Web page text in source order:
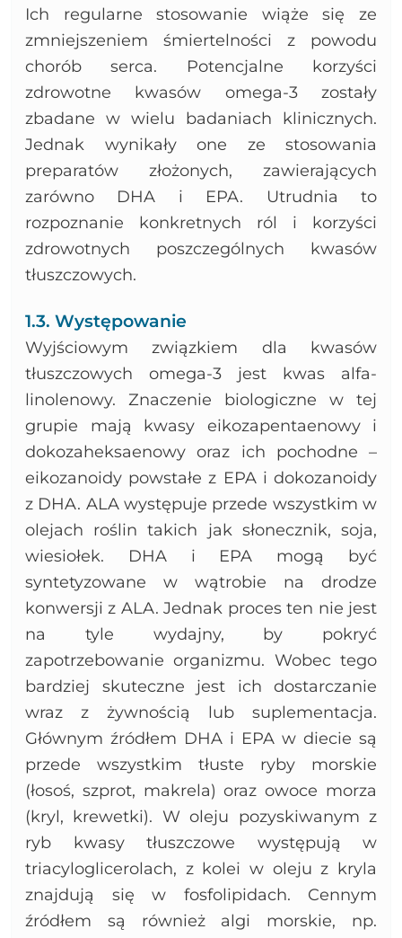
Ich regularne stosowanie wiąże się ze
zmniejszeniem śmiertelności z powodu
chorób serca. Potencjalne korzyści
zdrowotne kwasów omega-3 zostały
zbadane w wielu badaniach klinicznych.
Jednak wynikały one ze stosowania
preparatów złożonych, zawierających
zarówno DHA i EPA. Utrudnia to
rozpoznanie konkretnych ról i korzyści
zdrowotnych poszczególnych kwasów
tłuszczowych.
1.3. Występowanie
Wyjściowym związkiem dla kwasów
tłuszczowych omega-3 jest kwas alfa-
linolenowy. Znaczenie biologiczne w tej
grupie mają kwasy eikozapentaenowy i
dokozaheksaenowy oraz ich pochodne –
eikozanoidy powstałe z EPA i dokozanoidy
z DHA. ALA występuje przede wszystkim w
olejach roślin takich jak słonecznik, soja,
wiesiołek. DHA i EPA mogą być
syntetyzowane w wątrobie na drodze
konwersji z ALA. Jednak proces ten nie jest
na tyle wydajny, by pokryć
zapotrzebowanie organizmu. Wobec tego
bardziej skuteczne jest ich dostarczanie
wraz z żywnością lub suplementacja.
Głównym źródłem DHA i EPA w diecie są
przede wszystkim tłuste ryby morskie
(łosoś, szprot, makrela) oraz owoce morza
(kryl, krewetki). W oleju pozyskiwanym z
ryb kwasy tłuszczowe występują w
triacyloglicerolach, z kolei w oleju z kryla
znajdują się w fosfolipidach. Cennym
źródłem są również algi morskie, np.